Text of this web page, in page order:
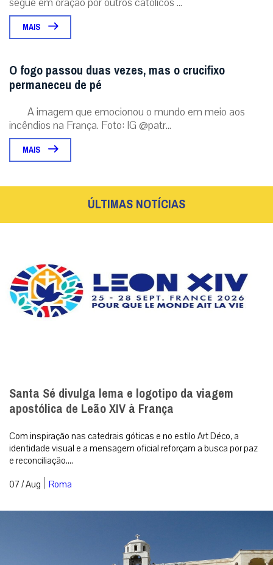
MAIS
O fogo passou duas vezes, mas o crucifixo
permaneceu de pé
A imagem que emocionou o mundo em meio aos
incêndios na França. Foto: IG @patr...
MAIS
ÚLTIMAS NOTÍCIAS
Santa Sé divulga lema e logotipo da viagem
apostólica de Leão XIV à França
Com inspiração nas catedrais góticas e no estilo Art Déco, a
identidade visual e a mensagem oficial reforçam a busca por paz
e reconciliação....
07 / Aug | Roma